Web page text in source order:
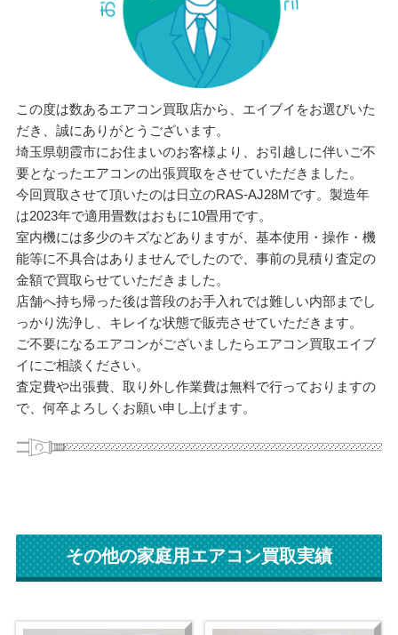
この度は数あるエアコン買取店から、エイブイをお選びいた
だき、誠にありがとうございます。
埼玉県朝霞市にお住まいのお客様より、お引越しに伴いご不
要となったエアコンの出張買取をさせていただきました。
今回買取させて頂いたのは日立のRAS-AJ28Mです。製造年
は2023年で適用畳数はおもに10畳用です。
室内機には多少のキズなどありますが、基本使用・操作・機
能等に不具合はありませんでしたので、事前の見積り査定の
金額で買取らせていただきました。
店舗へ持ち帰った後は普段のお手入れでは難しい内部までし
っかり洗浄し、キレイな状態で販売させていただきます。
ご不要になるエアコンがございましたらエアコン買取エイブ
イにご相談ください。
査定費や出張費、取り外し作業費は無料で行っておりますの
で、何卒よろしくお願い申し上げます。
その他の家庭用エアコン買取実績